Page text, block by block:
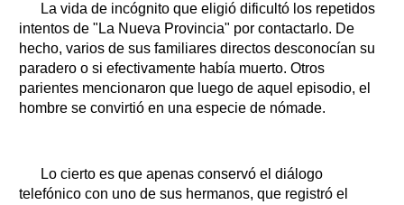
La vida de incógnito que eligió dificultó los repetidos
intentos de "La Nueva Provincia" por contactarlo. De
hecho, varios de sus familiares directos desconocían su
paradero o si efectivamente había muerto. Otros
parientes mencionaron que luego de aquel episodio, el
hombre se convirtió en una especie de nómade.
Lo cierto es que apenas conservó el diálogo
telefónico con uno de sus hermanos, que registró el